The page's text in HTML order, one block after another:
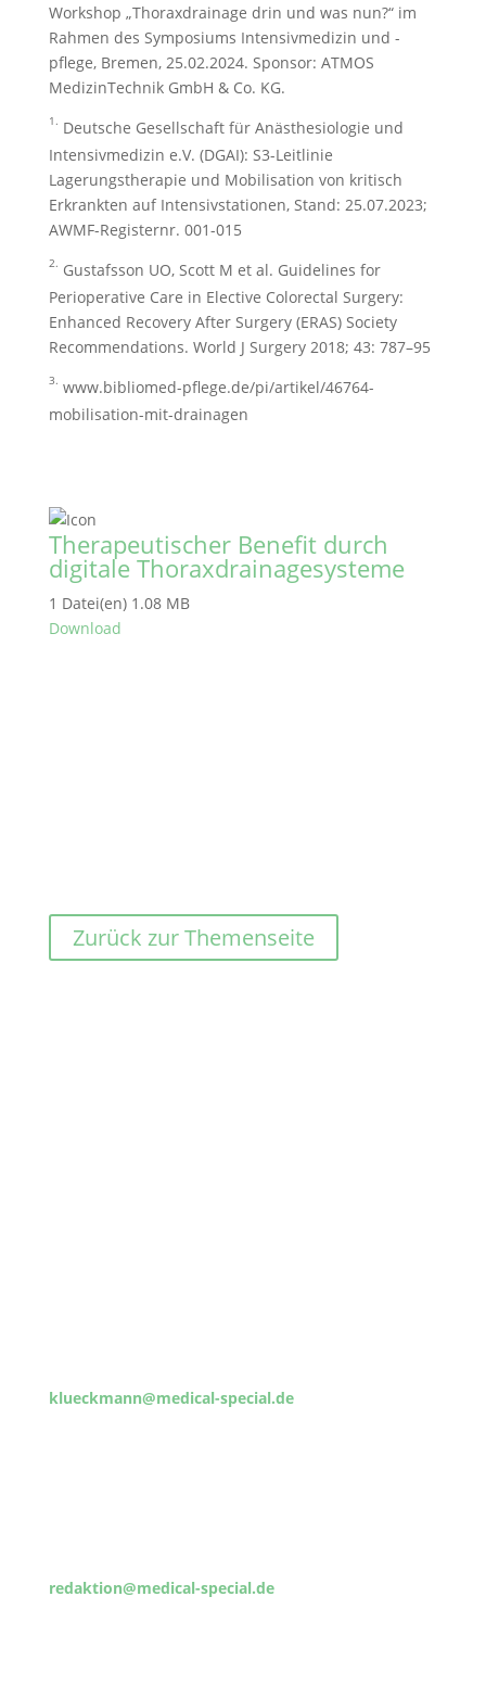
Workshop „Thoraxdrainage drin und was nun?“ im
Rahmen des Symposiums Intensivmedizin und -
pflege, Bremen, 25.02.2024. Sponsor: ATMOS
MedizinTechnik GmbH & Co. KG.
1. Deutsche Gesellschaft für Anästhesiologie und
Intensivmedizin e.V. (DGAI): S3-Leitlinie
Lagerungstherapie und Mobilisation von kritisch
Erkrankten auf Intensivstationen, Stand: 25.07.2023;
AWMF-Registernr. 001-015
2. Gustafsson UO, Scott M et al. Guidelines for
Perioperative Care in Elective Colorectal Surgery:
Enhanced Recovery After Surgery (ERAS) Society
Recommendations. World J Surgery 2018; 43: 787–95
3. www.bibliomed-pflege.de/pi/artikel/46764-
mobilisation-mit-drainagen
Therapeutischer Benefit durch
digitale Thoraxdrainagesysteme
1 Datei(en) 1.08 MB
Download
Zurück zur Themenseite
klueckmann@medical-special.de
redaktion@medical-special.de